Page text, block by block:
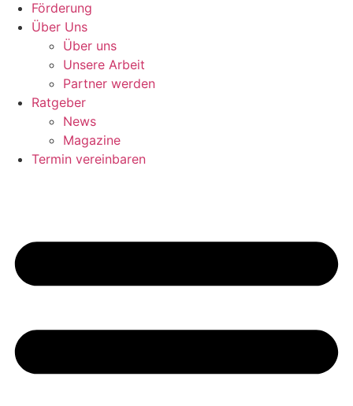
Förderung
Über Uns
Über uns
Unsere Arbeit
Partner werden
Ratgeber
News
Magazine
Termin vereinbaren